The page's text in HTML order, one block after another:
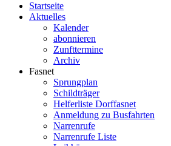
Startseite
Aktuelles
Kalender
abonnieren
Zunfttermine
Archiv
Fasnet
Sprungplan
Schildträger
Helferliste Dorffasnet
Anmeldung zu Busfahrten
Narrenrufe
Narrenrufe Liste